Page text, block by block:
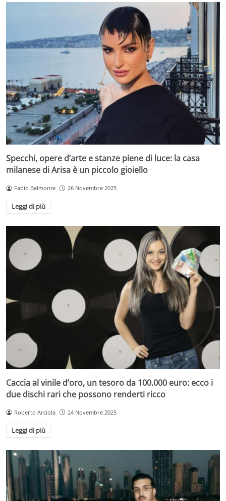
Specchi, opere d’arte e stanze piene di luce: la casa
milanese di Arisa è un piccolo gioiello
Fabio Belmonte 26 Novembre 2025
Leggi di più
Caccia al vinile d’oro, un tesoro da 100.000 euro: ecco i
due dischi rari che possono renderti ricco
Roberto Arciola 24 Novembre 2025
Leggi di più